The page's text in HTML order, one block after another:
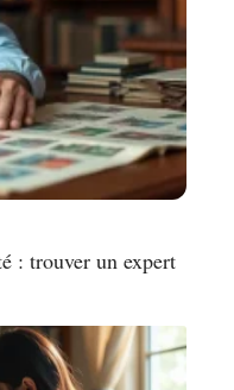
: trouver un expert